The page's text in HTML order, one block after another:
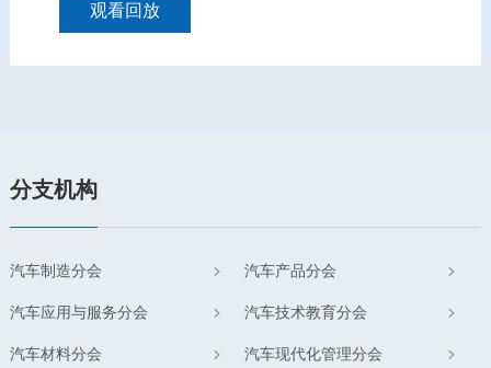
观看回放
分支机构
汽车制造分会 汽车产品分会
汽车应用与服务分会 汽车技术教育分会
汽车材料分会 汽车现代化管理分会